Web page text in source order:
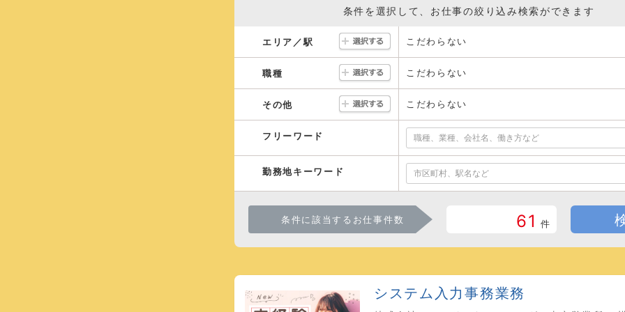
条件を選択して、お仕事の絞り込み検索ができます
エリア／駅 こだわらない
職種 こだわらない
その他 こだわらない
フリーワード
勤務地キーワード
条件に該当するお仕事件数 61 件
システム入力事務業務